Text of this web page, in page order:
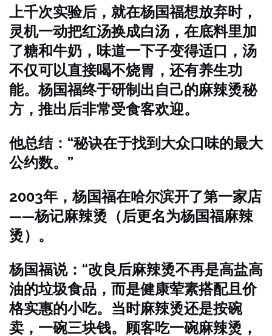
上千次实验后，就在杨国福想放弃时，
灵机一动把红汤换成白汤，在底料里加
了糖和牛奶，味道一下子变得适口，汤
不仅可以直接喝不烧胃，还有养生功
能。杨国福终于研制出自己的麻辣烫秘
方，推出后非常受食客欢迎。
他总结：“秘诀在于找到大众口味的最大
公约数。”
2003年，杨国福在哈尔滨开了第一家店
——杨记麻辣烫（后更名为杨国福麻辣
烫）。
杨国福说：“改良后麻辣烫不再是高盐高
油的垃圾食品，而是健康荤素搭配且价
格实惠的小吃。当时麻辣烫还是按碗
卖，一碗三块钱。顾客吃一碗麻辣烫，